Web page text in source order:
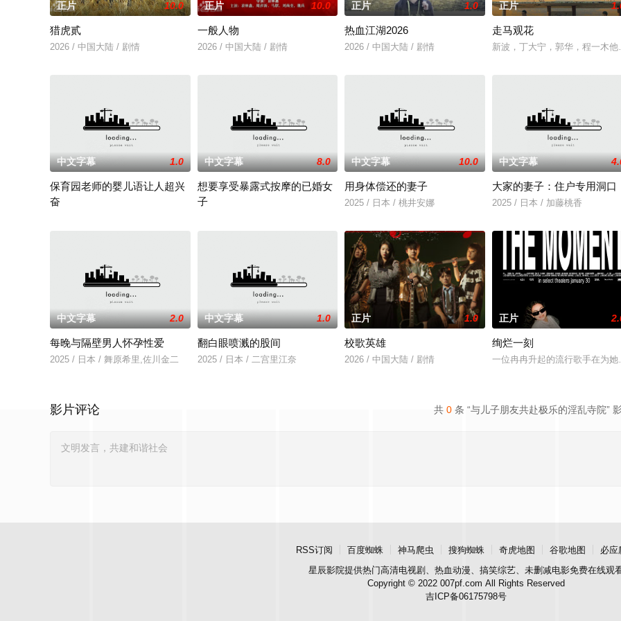
正片 10.0
猎虎贰
2026 / 中国大陆 / 剧情
正片 10.0
一般人物
2026 / 中国大陆 / 剧情
正片 1.0
热血江湖2026
2026 / 中国大陆 / 剧情
正片
走马观花
新波，丁大宁，郭华，程一木
中文字幕 1.0
保育园老师的婴儿语让人超兴
奋
中文字幕 8.0
想要享受暴露式按摩的已婚女
子
中文字幕 10.0
用身体偿还的妻子
2025 / 日本 / 桃井安娜
中文字幕
大家的妻子：住户专用洞口
2025 / 日本 / 加藤桃香
中文字幕 2.0
每晚与隔壁男人怀孕性爱
2025 / 日本 / 舞原希里,佐川金二
中文字幕 1.0
翻白眼喷溅的股间
2025 / 日本 / 二宫里江奈
正片 1.0
校歌英雄
2026 / 中国大陆 / 剧情
正片
绚烂一刻
一位冉冉升起的流行歌手在为
共 0 条 “与儿子朋友共赴极乐的淫乱寺院”
影片评论
RSS订阅 百度蜘蛛 神马爬虫 搜狗蜘蛛 奇虎地图 谷歌地图
必应
星辰影院提供热门高清电视剧、热血动漫、搞笑综艺、未删减电影免费在线观
Copyright © 2022 007pf.com All Rights Reserved
吉ICP备06175798号